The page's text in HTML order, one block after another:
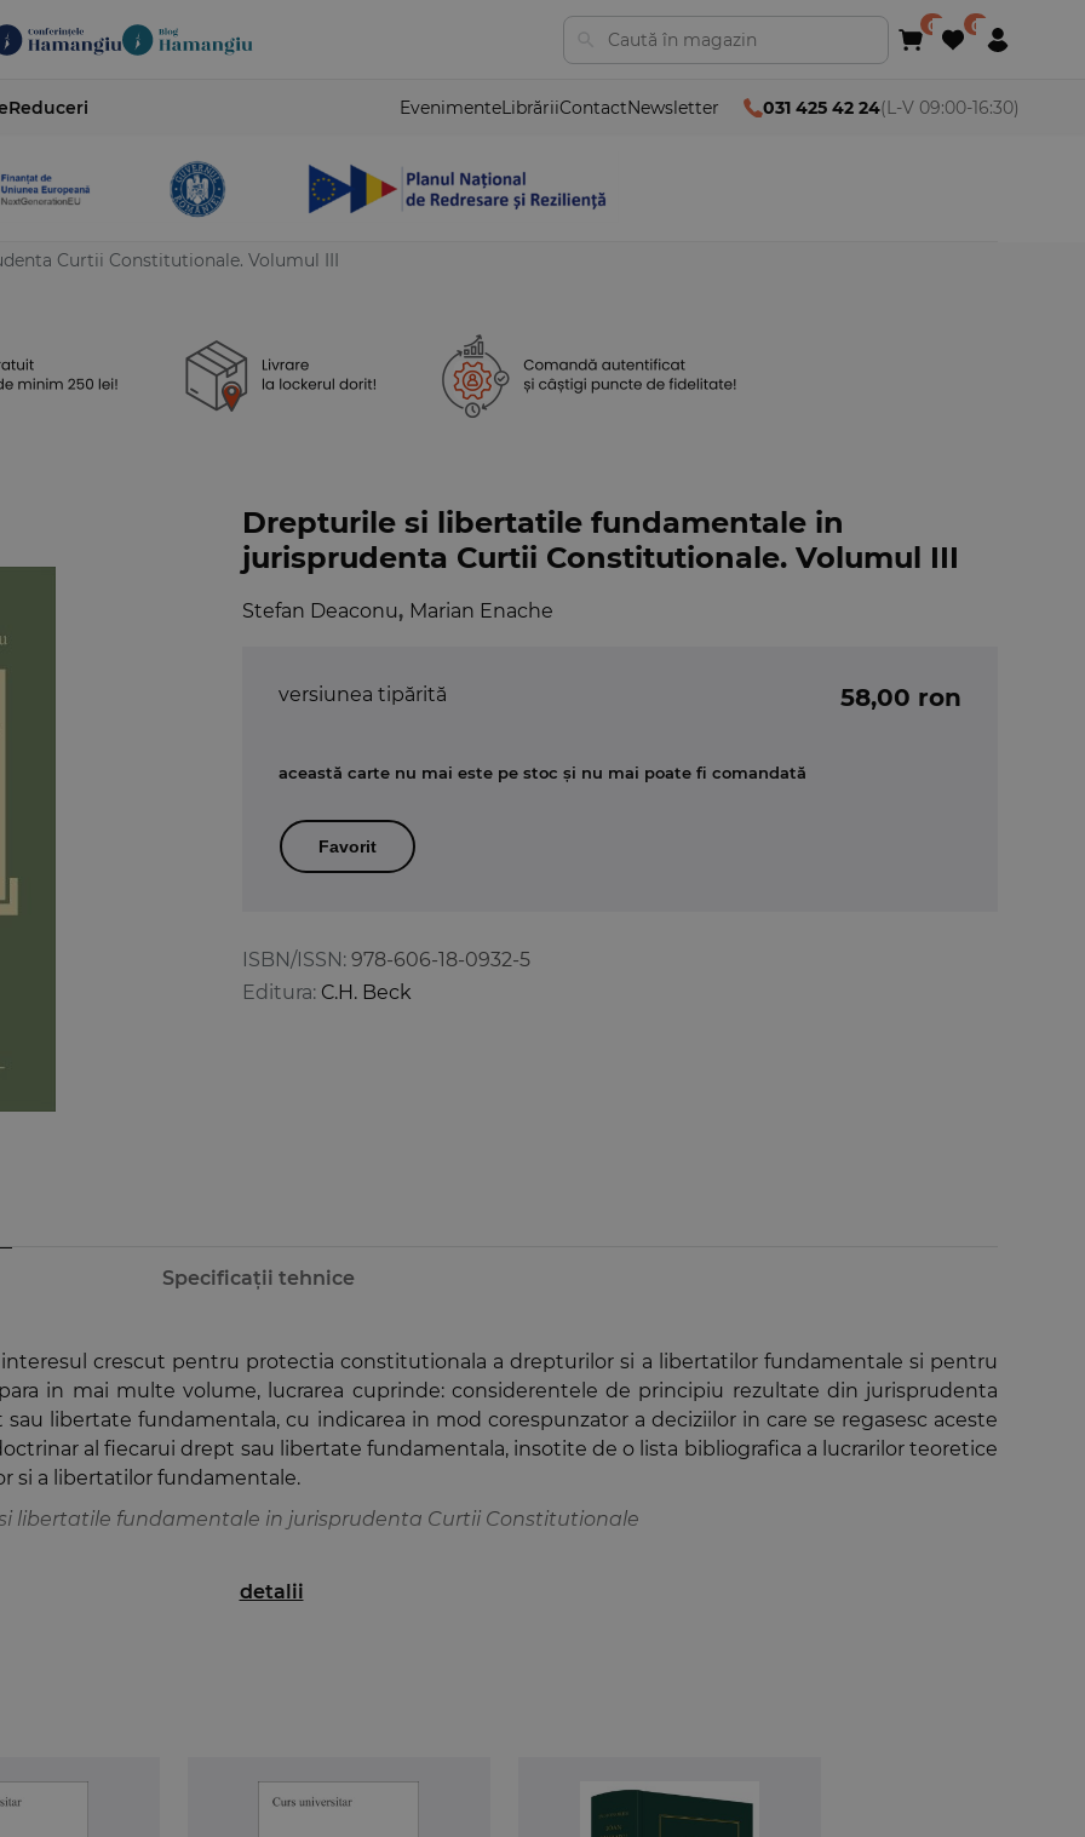
Reduceri EvenimenteLibrăriiContactNewsletter 031 425 42 24(L-V 09:00-16:30)
Curtii Constitutionale. Volumul III
Drepturile si libertatile fundamentale in
jurisprudenta Curtii Constitutionale. Volumul III
Stefan Deaconu, Marian Enache
ISBN/ISSN: 978-606-18-0932-5
Editura: C.H. Beck
versiunea tipărită 58,00 ron
această carte nu mai este pe stoc și nu mai poate fi comandată
Favorit
Specificații tehnice
crescut pentru protectia constitutionala a drepturilor si a libertatilor fundamentale si pentru
in mai multe volume, lucrarea cuprinde: considerentele de principiu rezultate din jurisprudenta
libertate fundamentala, cu indicarea in mod corespunzator a deciziilor in care se regasesc aceste
al fiecarui drept sau libertate fundamentala, insotite de o lista bibliografica a lucrarilor teoretice
si a libertatilor fundamentale.
libertatile fundamentale in jurisprudenta Curtii Constitutionale
detalii